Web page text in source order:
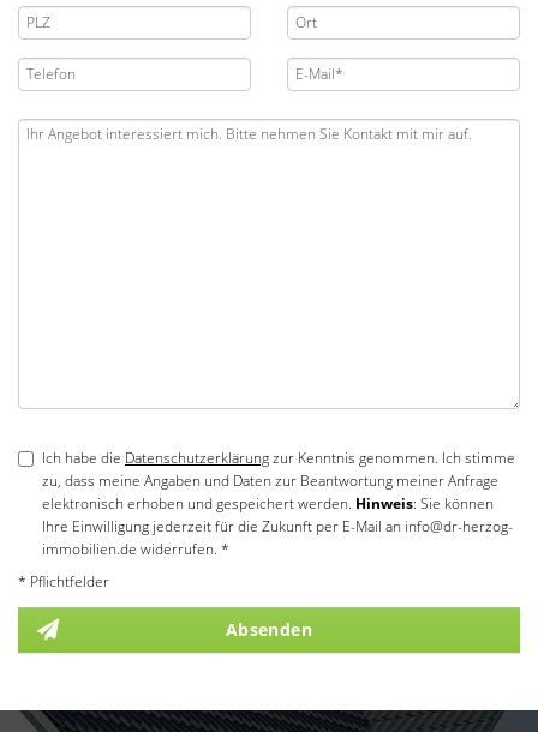
Ich habe die Datenschutzerklärungzur Kenntnis genommen. Ich stimme
zu, dass meine Angaben und Daten zur Beantwortung meiner Anfrage
elektronisch erhoben und gespeichert werden. Hinweis: Sie können
Ihre Einwilligung jederzeit für die Zukunft per E-Mail an info@dr-herzog-
immobilien.de widerrufen. *
* Pflichtfelder
Absenden